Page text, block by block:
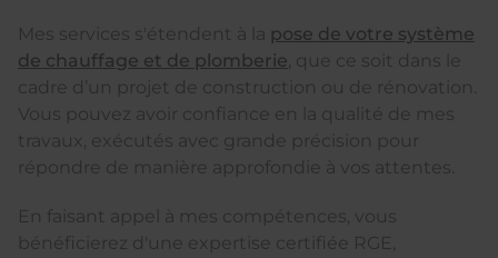
Mes services s'étendent à la pose de votre système
de chauffage et de plomberie, que ce soit dans le
cadre d’un projet de construction ou de rénovation.
Vous pouvez avoir confiance en la qualité de mes
travaux, exécutés avec grande précision pour
répondre de manière approfondie à vos attentes.
En faisant appel à mes compétences, vous
bénéficierez d'une expertise certifiée RGE,